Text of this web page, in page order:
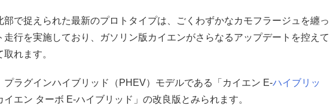
部で捉えられた最新のプロトタイプは、ごくわずかなカモフラージュを纏っ
走行を実施しており、ガソリン版カイエンがさらなるアップデートを控えて
れます。
プラグインハイブリッド（PHEV）モデルである「カイエン E-ハイブリッ
イエン ターボ E-ハイブリッド」の改良版とみられます。